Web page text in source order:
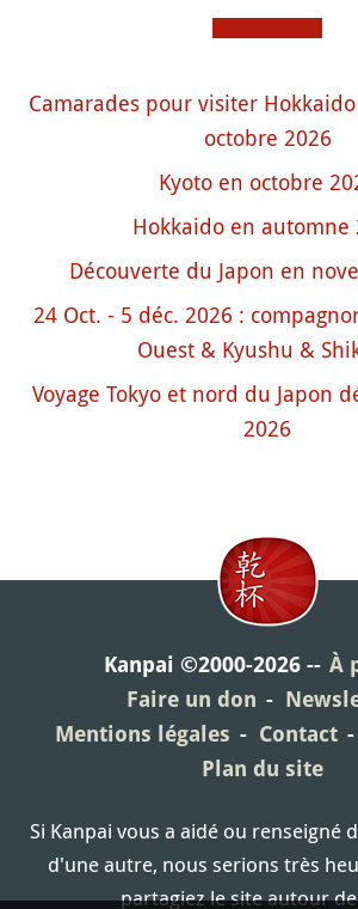
Camarades pour visiter
octobre 2026
Kyoto en octobre
Hokkaido en automne
Découverte du Japon en
24 Oct. - 5 déc. 2026 :
Ouest & Kyushu &
Voyage Tokyo et nord du Japon
2026
Kanpai ©2000-2026
À
Faire un don
Mentions légales
Contact
Plan du site
Si Kanpai vous a aidé ou renseigné
d'une autre, nous serions très
partagiez le site autour